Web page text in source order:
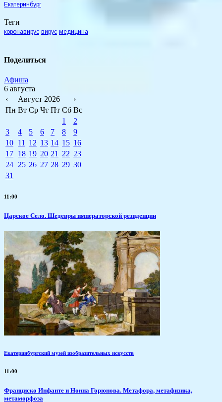
Екатеринбург
Теги
коронавирус вирус медицина
Поделиться
Афиша
6 августа
‹
Август 2026
›
Пн Вт Ср Чт Пт Сб Вс
1
2
3
4 5 6 7 8
9
10 11 12 13 14 15 16
17 18 19 20 21 22 23
24 25 26 27 28 29 30
31
11:00
Царское Село. Шедевры императорской резиденции
Екатеринбургский музей изобразительных искусств
11:00
Франциско Инфанте и Нонна Горюнова. Метафора, метафизика,
метаморфоза